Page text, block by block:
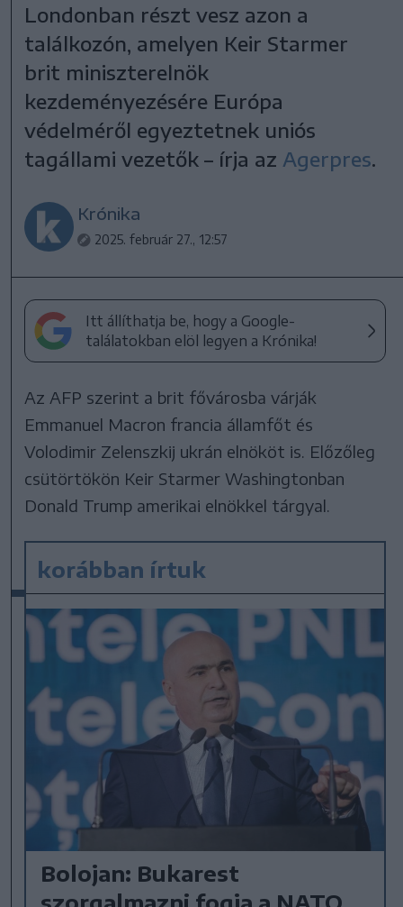
Londonban részt vesz azon a
találkozón, amelyen Keir Starmer
brit miniszterelnök
kezdeményezésére Európa
védelméről egyeztetnek uniós
tagállami vezetők – írja az Agerpres.
Krónika
2025. február 27., 12:57
Itt állíthatja be, hogy a Google-
találatokban elöl legyen a Krónika!
Az AFP szerint a brit fővárosba várják
Emmanuel Macron francia államfőt és
Volodimir Zelenszkij ukrán elnököt is. Előzőleg
csütörtökön Keir Starmer Washingtonban
Donald Trump amerikai elnökkel tárgyal.
korábban írtuk
Bolojan: Bukarest
szorgalmazni fogja a NATO